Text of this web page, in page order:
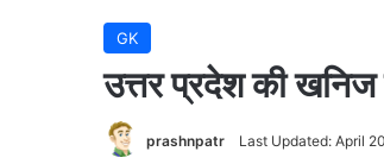
GK
उत्तर प्रदेश की खनिज
prashnpatr Last Updated: April